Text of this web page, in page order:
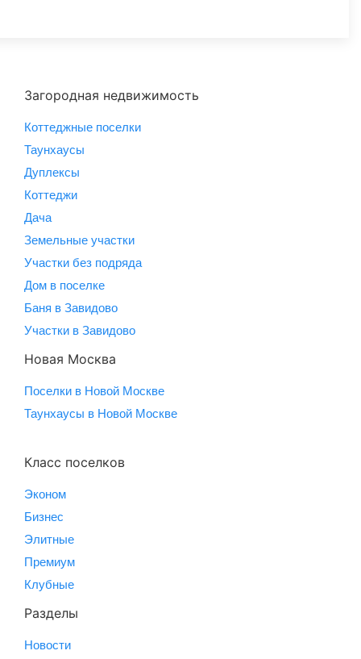
Загородная недвижимость
Коттеджные поселки
Таунхаусы
Дуплексы
Коттеджи
Дача
Земельные участки
Участки без подряда
Дом в поселке
Баня в Завидово
Участки в Завидово
Новая Москва
Поселки в Новой Москве
Таунхаусы в Новой Москве
Класс поселков
Эконом
Бизнес
Элитные
Премиум
Клубные
Разделы
Новости